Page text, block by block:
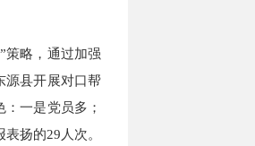
策略，通过加强
源县开展对口帮
一是党员多；
扬的29人次。